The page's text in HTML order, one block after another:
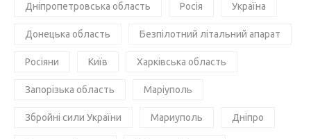
Дніпропетровська область Росія Україна
Донецька область Безпілотний літальний апарат
Росіяни Київ Харківська область
Запорізька область Маріуполь
Збройні сили України Мариуполь Дніпро